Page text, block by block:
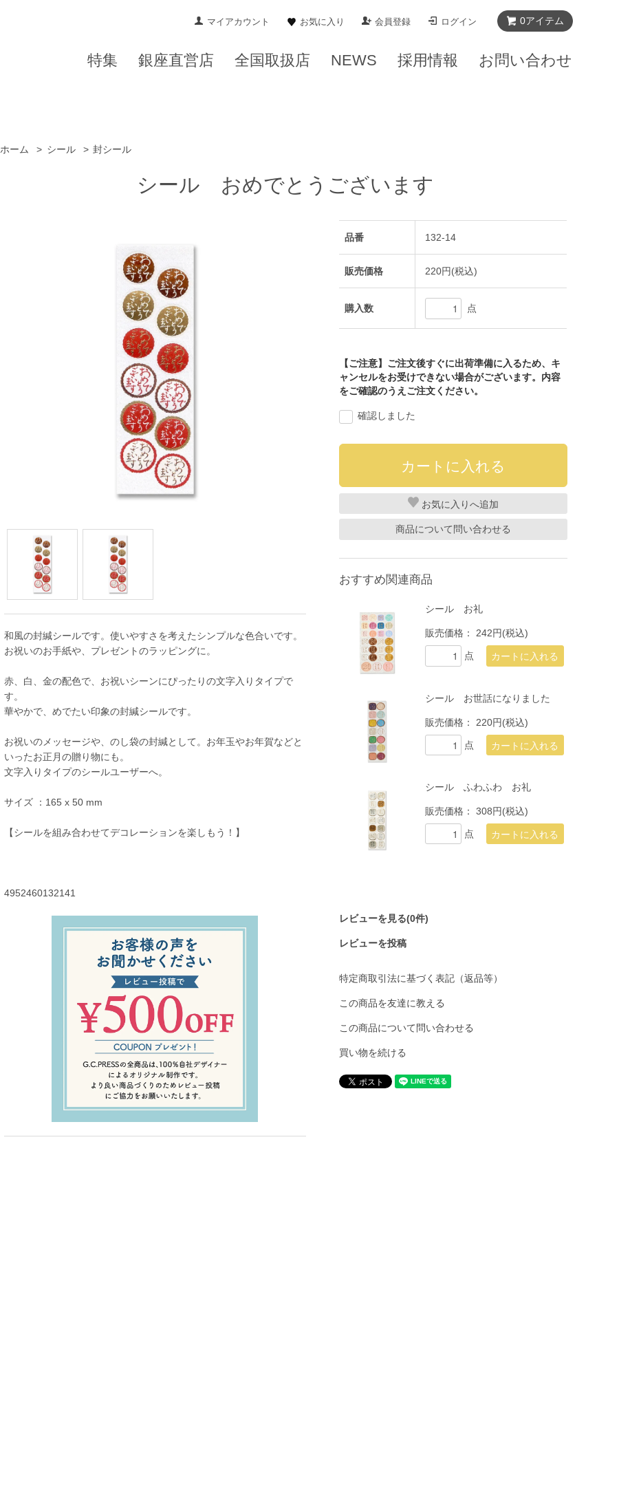
ホーム > シール > 封シール
シール おめでとうございます
和風の封緘シールです。使いやすさを考えたシンプルな色合いです。
お祝いのお手紙や、プレゼントのラッピングに。
赤、白、金の配色で、お祝いシーンにぴったりの文字入りタイプで
す。
華やかで、めでたい印象の封緘シールです。
お祝いのメッセージや、のし袋の封緘として。お年玉やお年賀などと
いったお正月の贈り物にも。
文字入りタイプのシールユーザーへ。
サイズ ：165 x 50 mm
【シールを組み合わせてデコレーションを楽しもう！】
4952460132141
品番 132-14
販売価格 220円(税込)
購入数 点
【ご注意】ご注文後すぐに出荷準備に入るため、キ
ャンセルをお受けできない場合がございます。内容
をご確認のうえご注文ください。
確認しました
お気に入り
商品について問い合わせる
おすすめ関連商品
シール お礼
販売価格：242円(税込)
点
シール お世話になりました
販売価格： 220円(税込)
点
シール ふわふわ お礼
販売価格：308円(税込)
点
レビューを見る(0件)
レビューを投稿
特定商取引法に基づく表記（返品等）
この商品を友達に教える
この商品について問い合わせる
買い物を続ける
0アイテム
マイアカウント お気に入り 会員登録 ログイン
特集 銀座直営店 全国取扱店 NEWS 採用情報 お問い合わせ